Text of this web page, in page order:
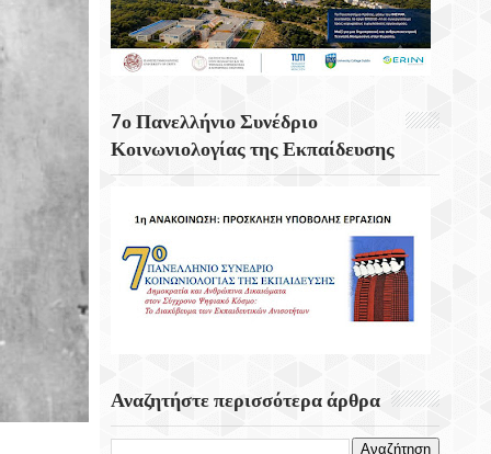
Κουνάβοι Του Δήμου Αρχανών
Αστερουσίων
Προϊόντων, Οικοτεχνίας & Χειροτεχνίας
7ο Πανελλήνιο Συνέδριο
Κοινωνιολογίας της Εκπαίδευσης
Αναζητήστε περισσότερα άρθρα